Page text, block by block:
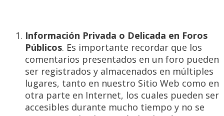
Información Privada o Delicada en Foros
Públicos. Es importante recordar que los
comentarios presentados en un foro pueden
ser registrados y almacenados en múltiples
lugares, tanto en nuestro Sitio Web como en
otra parte en Internet, los cuales pueden ser
accesibles durante mucho tiempo y no se